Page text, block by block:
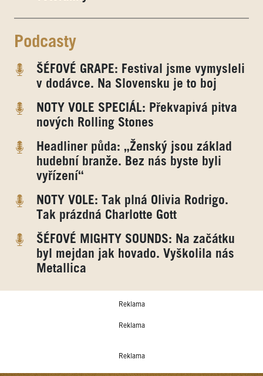
Podcasty
ŠÉFOVÉ GRAPE: Festival jsme vymysleli
v dodávce. Na Slovensku je to boj
NOTY VOLE SPECIÁL: Překvapivá pitva
nových Rolling Stones
Headliner půda: „Ženský jsou základ
hudební branže. Bez nás byste byli
vyřízení“
NOTY VOLE: Tak plná Olivia Rodrigo.
Tak prázdná Charlotte Gott
ŠÉFOVÉ MIGHTY SOUNDS: Na začátku
byl mejdan jak hovado. Vyškolila nás
Metallica
Reklama
Reklama
Reklama